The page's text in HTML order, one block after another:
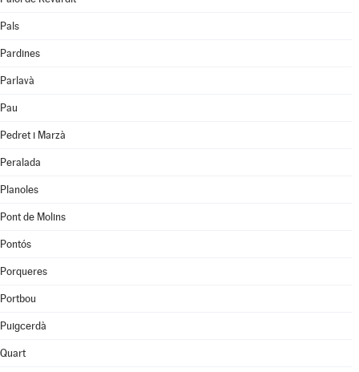
Pals
Pardines
Parlavà
Pau
Pedret i Marzà
Peralada
Planoles
Pont de Molins
Pontós
Porqueres
Portbou
Puigcerdà
Quart